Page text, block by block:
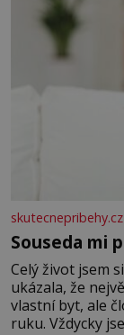
skutecnepribehy.cz
Souseda mi
Celý život jsem
ukázala, že
vlastní byt, ale
ruku. Vždycky